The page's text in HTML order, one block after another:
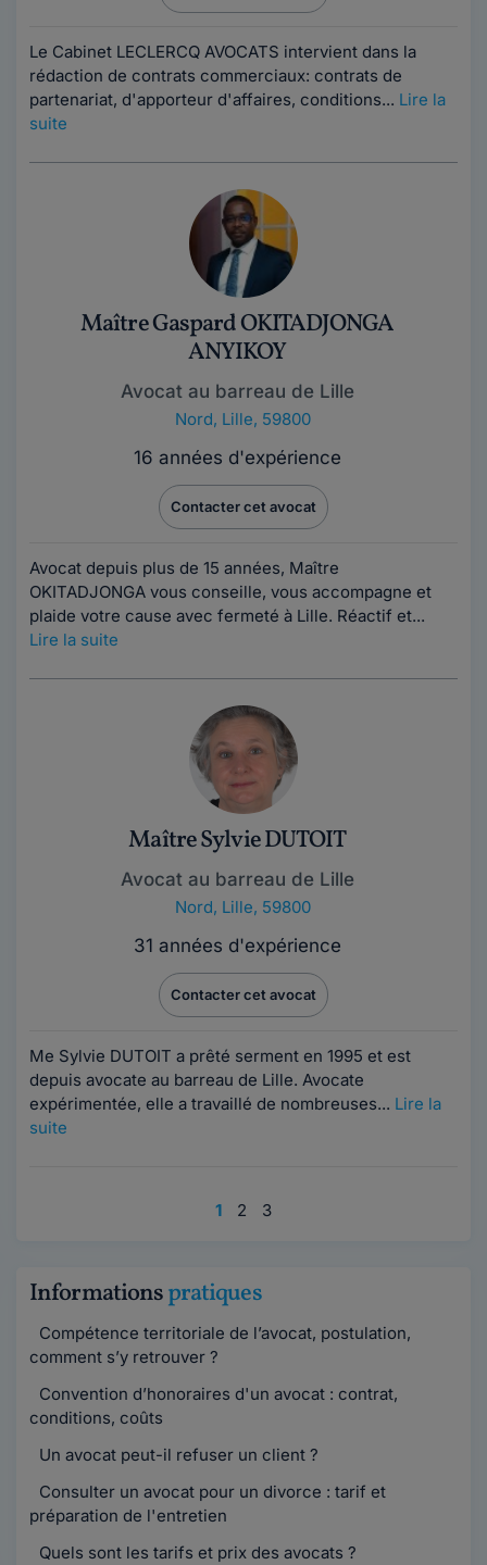
Le Cabinet LECLERCQ AVOCATS intervient dans la
rédaction de contrats commerciaux: contrats de
partenariat, d'apporteur d'affaires, conditions... Lire la
suite
Maître Gaspard OKITADJONGA
ANYIKOY
Avocat au barreau de Lille
Nord, Lille, 59800
16 années d'expérience
Contacter cet avocat
Avocat depuis plus de 15 années, Maître
OKITADJONGA vous conseille, vous accompagne et
plaide votre cause avec fermeté à Lille. Réactif et...
Lire la suite
Maître Sylvie DUTOIT
Avocat au barreau de Lille
Nord, Lille, 59800
31 années d'expérience
Contacter cet avocat
Me Sylvie DUTOIT a prêté serment en 1995 et est
depuis avocate au barreau de Lille. Avocate
expérimentée, elle a travaillé de nombreuses... Lire la
suite
1 2 3
Informationspratiques
Compétence territoriale de l’avocat, postulation,
comment s’y retrouver ?
Convention d’honoraires d'un avocat : contrat,
conditions, coûts
Un avocat peut-il refuser un client ?
Consulter un avocat pour un divorce : tarif et
préparation de l'entretien
Quels sont les tarifs et prix des avocats ?